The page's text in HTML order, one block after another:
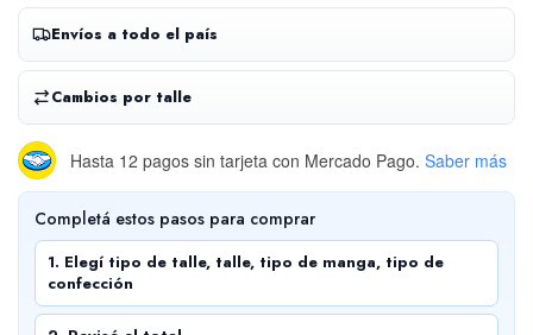
Envíos a todo el país
Cambios por talle
Hasta 12 pagos sin tarjeta con Mercado Pago. Saber más
Completá estos pasos para comprar
1. Elegí tipo de talle, talle, tipo de manga, tipo de
confección